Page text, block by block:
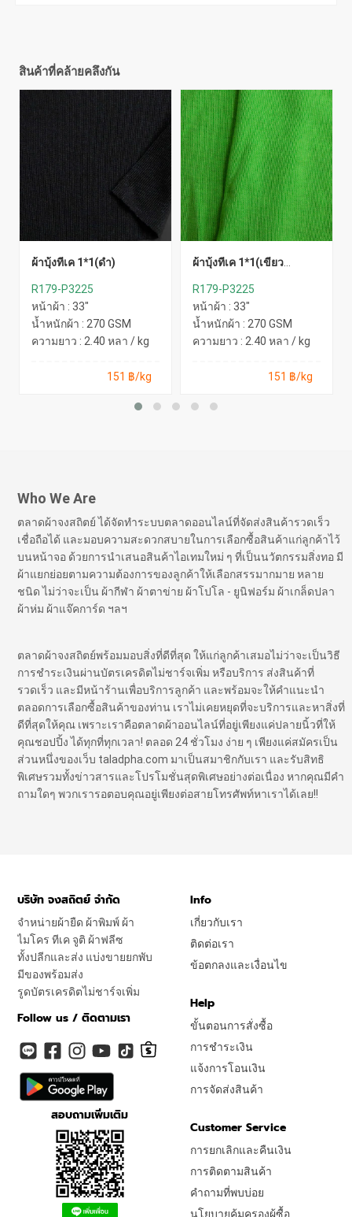
สินค้าที่คล้ายคลึงกัน
ผ้าบุ้งทีเค 1*1(ดำ)
R179-P3225
หน้าผ้า : 33"
น้ำหนักผ้า : 270 GSM
ความยาว : 2.40 หลา / kg
151 ฿/kg
ผ้าบุ้งทีเค 1*1(เขียว
R179-P3225
หน้าผ้า : 33"
น้ำหนักผ้า : 270 GSM
ความยาว : 2.40 หลา / kg
151 ฿/kg
Who We Are
ตลาดผ้าจงสถิตย์ ได้จัดทำระบบตลาดออนไลน์ที่จัดส่งสินค้ารวดเร็ว
เชื่อถือได้ และมอบความสะดวกสบายในการเลือกซื้อสินค้าแก่ลูกค้าไว้
บนหน้าจอ ด้วยการนำเสนอสินค้าไอเทมใหม่ ๆ ที่เป็นนวัตกรรมสิ่งทอ มี
ผ้าแยกย่อยตามความต้องการของลูกค้าให้เลือกสรรมากมาย หลาย
ชนิด ไม่ว่าจะเป็น ผ้ากีฬา ผ้าตาข่าย ผ้าโปโล - ยูนิฟอร์ม ผ้าเกล็ดปลา
ผ้าห่ม ผ้าแจ๊คการ์ด ฯลฯ
ตลาดผ้าจงสถิตย์พร้อมมอบสิ่งที่ดีที่สุด ให้แก่ลูกค้าเสมอไม่ว่าจะเป็นวิธี
การชำระเงินผ่านบัตรเครดิตไม่ชาร์จเพิ่ม หรือบริการ ส่งสินค้าที่
รวดเร็ว และมีหน้าร้านเพื่อบริการลูกค้า และพร้อมจะให้คำแนะนำ
ตลอดการเลือกซื้อสินค้าของท่าน เราไม่เคยหยุดที่จะบริการและหาสิ่งที่
ดีที่สุดให้คุณ เพราะเราคือตลาดผ้าออนไลน์ที่อยู่เพียงแค่ปลายนิ้วที่ให้
คุณชอปปิ้ง ได้ทุกที่ทุกเวลา! ตลอด 24 ชั่วโมง ง่าย ๆ เพียงแค่สมัครเป็น
ส่วนหนึ่งของเว็บ taladpha.com มาเป็นสมาชิกกับเรา และรับสิทธิ
พิเศษรวมทั้งข่าวสารและโปรโมชั่นสุดพิเศษอย่างต่อเนื่อง หากคุณมีคำ
ถามใดๆ พวกเรารอตอบคุณอยู่เพียงต่อสายโทรศัพท์หาเราได้เลย!!
บริษัท จงสถิตย์ จำกัด
จำหน่ายผ้ายืด ผ้าพิมพ์ ผ้า
ไมโคร ทีเค จูติ ผ้าฟลีซ
ทั้งปลีกและส่ง แบ่งขายยกพับ
มีของพร้อมส่ง
รูดบัตรเครดิตไม่ชาร์จเพิ่ม
Follow us / ติดตามเรา
สอบถามเพิ่มเติม
Info
เกี่ยวกับเรา
ติดต่อเรา
ข้อตกลงและเงื่อนไข
Help
ขั้นตอนการสั่งซื้อ
การชำระเงิน
แจ้งการโอนเงิน
การจัดส่งสินค้า
Customer Service
การยกเลิกและคืนเงิน
การติดตามสินค้า
คำถามที่พบบ่อย
นโยบายคุ้มครองผู้ซื้อ